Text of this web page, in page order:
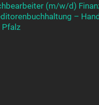
(m/w/d)
–
Pfalz